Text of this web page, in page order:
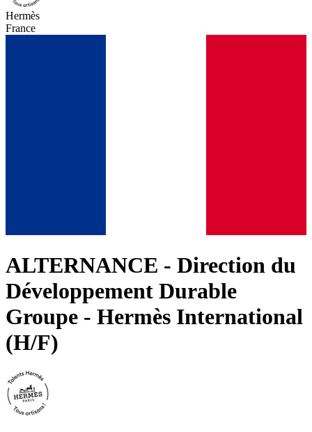
Hermès
France
ALTERNANCE - Direction du
Développement Durable
Groupe - Hermès International
(H/F)